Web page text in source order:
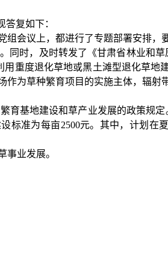
复如下：
会议上，都进行了专题部署安排，
时，及时转发了《甘肃省林业和草
重度退化草地或黑土滩型退化草地
为草种繁育项目的实施主体，辐射
育基地建设和草产业发展的政策规定
标准为每亩2500元。其中，计划在
事业发展。